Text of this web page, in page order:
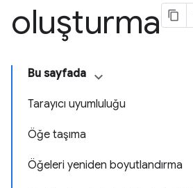
oluşturma
Bu sayfada
Tarayıcı uyumluluğu
Öğe taşıma
Öğeleri yeniden boyutlandırma